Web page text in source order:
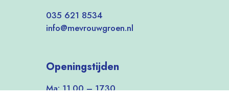
035 621 8534
info@mevrouwgroen.nl
Openingstijden
Ma: 11.00 – 17.30